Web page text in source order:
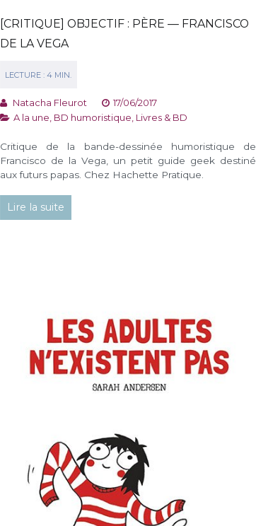
[CRITIQUE] OBJECTIF : PÈRE — FRANCISCO
DE LA VEGA
Natacha Fleurot
17/06/2017
A la une, BD humoristique, Livres & BD
Critique de la bande-dessinée humoristique de
Francisco de la Vega, un petit guide geek destiné
aux futurs papas. Chez Hachette Pratique.
Lire la suite